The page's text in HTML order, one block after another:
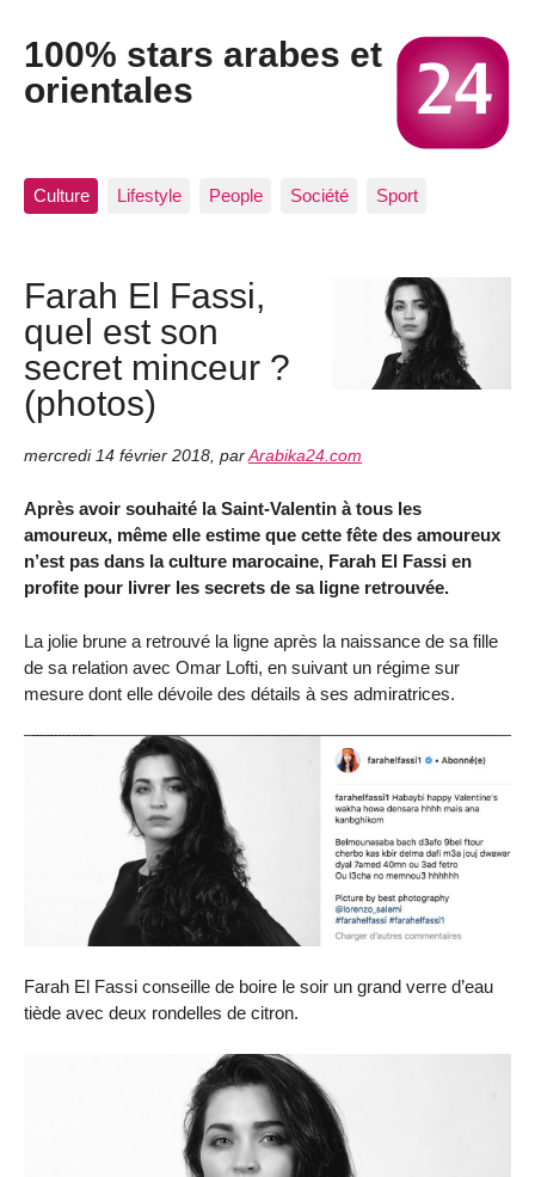
100% stars arabes et
orientales
Culture Lifestyle People Société Sport
Farah El Fassi,
quel est son
secret minceur ?
(photos)
mercredi 14 février 2018, parArabika24.com
Après avoir souhaité la Saint-Valentin à tous les
amoureux, même elle estime que cette fête des amoureux
n’est pas dans la culture marocaine, Farah El Fassi en
profite pour livrer les secrets de sa ligne retrouvée.
La jolie brune a retrouvé la ligne après la naissance de sa fille
de sa relation avec Omar Lofti, en suivant un régime sur
mesure dont elle dévoile des détails à ses admiratrices.
Farah El Fassi conseille de boire le soir un grand verre d’eau
tiède avec deux rondelles de citron.